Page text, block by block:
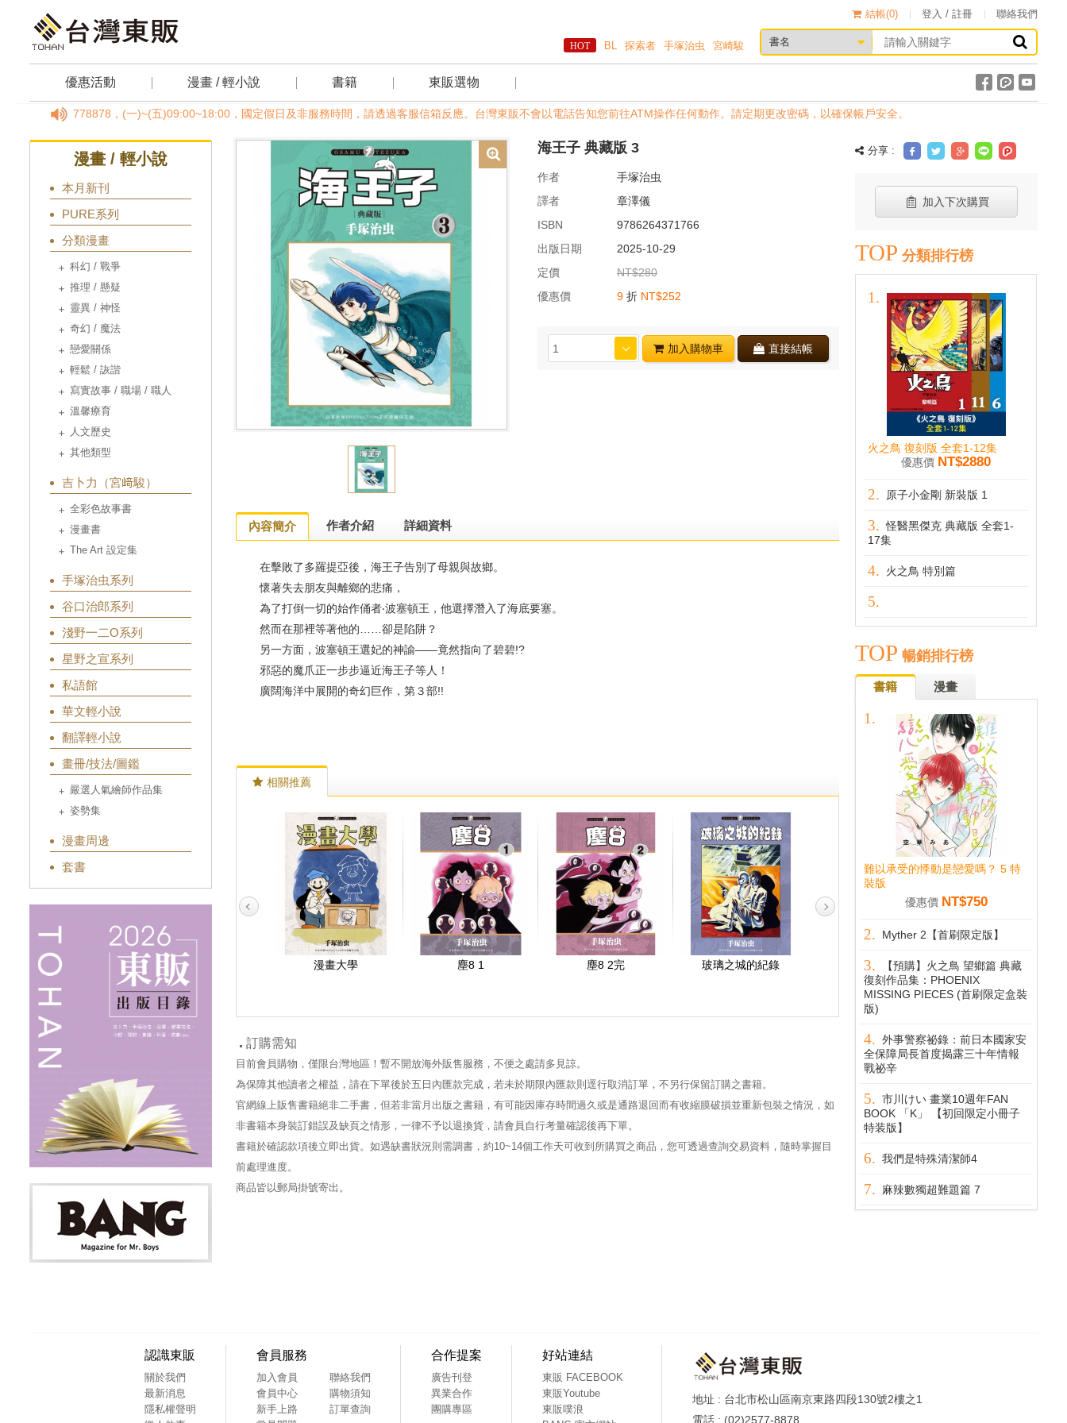
結帳(0) 登入 / 註冊 聯絡我們
BL 探索者 手塚治虫 宮崎駿
優惠活動 漫畫 / 輕小說 書籍 東販選物
02-25778878，(一)~(五)09:00~18:00，國定假日及非服務時間，請透過客服信箱反應。台灣東販不會以電話告知您前往ATM操作任何動作。請定期更改密碼，以確保帳戶安全。
漫畫 / 輕小說
本月新刊
PURE系列
分類漫畫
科幻 / 戰爭
推理 / 懸疑
靈異 / 神怪
奇幻 / 魔法
戀愛關係
輕鬆 / 詼諧
寫實故事 / 職場 / 職人
溫馨療育
人文歷史
其他類型
吉卜力（宮﨑駿）
全彩色故事書
漫畫書
The Art 設定集
手塚治虫系列
谷口治郎系列
淺野一二O系列
星野之宣系列
私語館
華文輕小說
翻譯輕小說
畫冊/技法/圖鑑
嚴選人氣繪師作品集
姿勢集
漫畫周邊
套書
海王子 典藏版 3
作者
手塚治虫
譯者
章澤儀
ISBN
9786264371766
出版日期
2025-10-29
定價
NT$280
優惠價
9 折 NT$252
加入購物車 直接結帳
內容簡介 作者介紹 詳細資料
在擊敗了多羅提亞後，海王子告別了母親與故鄉。
懷著失去朋友與離鄉的悲痛，
為了打倒一切的始作俑者‧波塞頓王，他選擇潛入了海底要塞。
然而在那裡等著他的……卻是陷阱？
另一方面，波塞頓王選妃的神諭——竟然指向了碧碧!?
邪惡的魔爪正一步步逼近海王子等人！
廣闊海洋中展開的奇幻巨作，第３部!!
相關推薦
透明人 1 透明人 2 漫畫大學 塵8 1 塵8 2完 玻璃之城的紀錄 熔岩大使 1 海王子 典藏版 1
訂購需知
目前會員購物，僅限台灣地區！暫不開放海外販售服務，不便之處請多見諒。
為保障其他讀者之權益，請在下單後於五日內匯款完成，若未於期限內匯款則逕行取消訂單，不另行保留訂購之書籍。
官網線上販售書籍絕非二手書，但若非當月出版之書籍，有可能因庫存時間過久或是通路退回而有收縮膜破損並重新包裝之情況，如
非書籍本身裝訂錯誤及缺頁之情形，一律不予以退換貨，請會員自行考量確認後再下單。
書籍於確認款項後立即出貨。如遇缺書狀況則需調書，約10~14個工作天可收到所購買之商品，您可透過查詢交易資料，隨時掌握目
前處理進度。
商品皆以郵局掛號寄出。
分享 :
加入下次購買
TOP 分類排行榜
火之鳥 復刻版 全套1-12集
優惠價 NT$2880
原子小金剛 新裝版 1
怪醫黑傑克 典藏版 全套1-
17集
火之鳥 特別篇
TOP 暢銷排行榜
書籍 漫畫
難以承受的悸動是戀愛嗎？ 5 特
裝版
優惠價 NT$750
Myther 2【首刷限定版】
【預購】火之鳥 望鄉篇 典藏
復刻作品集：PHOENIX
MISSING PIECES (首刷限定盒裝
版)
外事警察祕錄：前日本國家安
全保障局長首度揭露三十年情報
戰祕辛
市川けい 畫業10週年FAN
BOOK 「K」 【初回限定小冊子
特装版】
我們是特殊清潔師4
麻辣數獨超難題篇 7
認識東販
關於我們
最新消息
隱私權聲明
會員服務
加入會員
會員中心
新手上路
聯絡我們
購物須知
訂單查詢
合作提案
廣告刊登
異業合作
團購專區
好站連結
東販 FACEBOOK
東販Youtube
東販噗浪
台北市松山區南京東路四段130號2樓之1
(02)2577-8878